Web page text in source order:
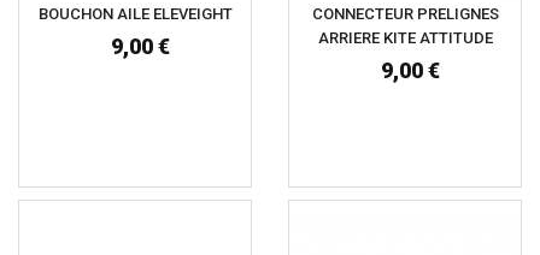
BOUCHON AILE ELEVEIGHT
9,00 €
CONNECTEUR PRELIGNES
ARRIERE KITE ATTITUDE
9,00 €